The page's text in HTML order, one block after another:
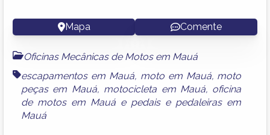
Mapa Comente
Oficinas Mecânicas de Motos em Mauá
escapamentos em Mauá, moto em Mauá, moto
peças em Mauá, motocicleta em Mauá, oficina
de motos em Mauá e pedais e pedaleiras em
Mauá